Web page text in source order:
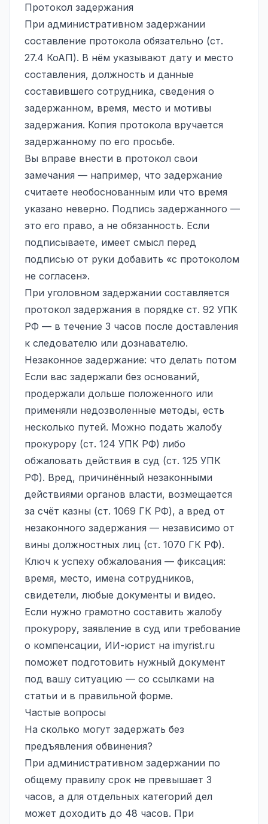
Протокол задержания
При административном задержании
составление протокола обязательно (ст.
27.4 КоАП). В нём указывают дату и место
составления, должность и данные
составившего сотрудника, сведения о
задержанном, время, место и мотивы
задержания. Копия протокола вручается
задержанному по его просьбе.
Вы вправе внести в протокол свои
замечания — например, что задержание
считаете необоснованным или что время
указано неверно. Подпись задержанного —
это его право, а не обязанность. Если
подписываете, имеет смысл перед
подписью от руки добавить «с протоколом
не согласен».
При уголовном задержании составляется
протокол задержания в порядке ст. 92 УПК
РФ — в течение 3 часов после доставления
к следователю или дознавателю.
Незаконное задержание: что делать потом
Если вас задержали без оснований,
продержали дольше положенного или
применяли недозволенные методы, есть
несколько путей. Можно подать жалобу
прокурору (ст. 124 УПК РФ) либо
обжаловать действия в суд (ст. 125 УПК
РФ). Вред, причинённый незаконными
действиями органов власти, возмещается
за счёт казны (ст. 1069 ГК РФ), а вред от
незаконного задержания — независимо от
вины должностных лиц (ст. 1070 ГК РФ).
Ключ к успеху обжалования — фиксация:
время, место, имена сотрудников,
свидетели, любые документы и видео.
Если нужно грамотно составить жалобу
прокурору, заявление в суд или требование
о компенсации, ИИ-юрист на imyrist.ru
поможет подготовить нужный документ
под вашу ситуацию — со ссылками на
статьи и в правильной форме.
Частые вопросы
На сколько могут задержать без
предъявления обвинения?
При административном задержании по
общему правилу срок не превышает 3
часов, а для отдельных категорий дел
может доходить до 48 часов. При